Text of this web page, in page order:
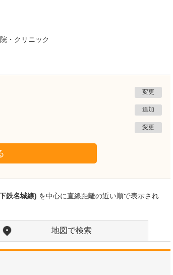
・クリニック
変更
追加
変更
鉄名城線) を中心に直線距離の近い順で表示され
地図で検索
愛知県岡崎市
わたなべ整形リハビリクリニック
クリニック名にも入っているように、リハビリ
を非常に重視していらっしゃいますね。
整形外科医として、患者
さんが今つらいと感じて